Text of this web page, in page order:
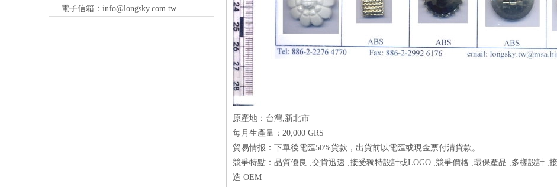
電子信箱： info@longsky.com.tw
原產地：台灣,新北市
每月生產量：20,000 GRS
貿易情报：下單後電匯50%貨款，出貨前以電匯或現金票付清貨款。
競爭特點：品質優良 ,交貨迅速 ,接受獨特設計或LOGO ,競爭價格 ,環保產品 ,多樣設計 ,
造 OEM